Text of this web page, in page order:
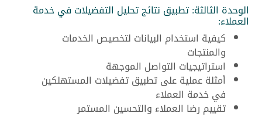
الوحدة الثالثة: تطبيق نتائج تحليل التفضيلات في خدمة
العملاء:
كيفية استخدام البيانات لتخصيص الخدمات
والمنتجات
استراتيجيات التواصل الموجهة
أمثلة عملية على تطبيق تفضيلات المستهلكين
في خدمة العملاء
تقييم رضا العملاء والتحسين المستمر